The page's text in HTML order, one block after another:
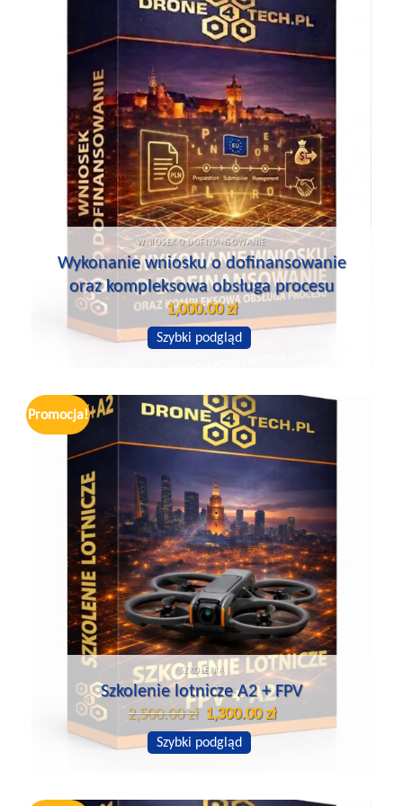
WNIOSEK O DOFINANSOWANIE
Wykonanie wniosku o dofinansowanie
oraz kompleksowa obsługa procesu
1,000.00zł
Szybki podgląd
Promocja!
SZKOLENIA
Szkolenie lotnicze A2 + FPV
2,500.00zł Pierwotna
cena
wynosiła:
2,500.00 zł.
1,300.00złAktualna
cena
wynosi:
Szybki podgląd